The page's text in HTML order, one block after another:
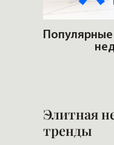
Элитная
тренды